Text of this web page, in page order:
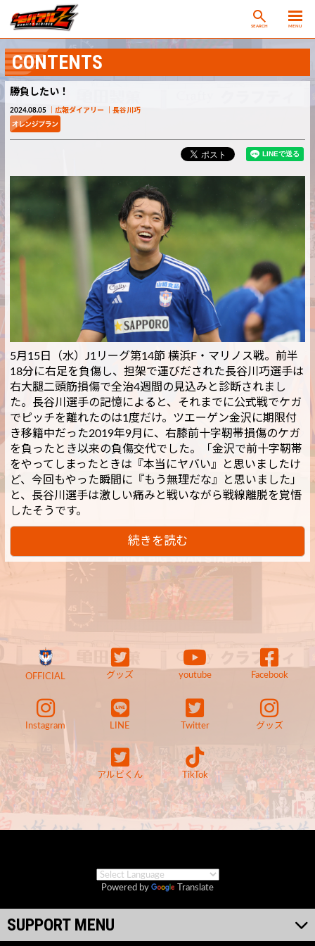
SEARCH MENU
CONTENTS
勝負したい！
2024.08.05 広報ダイアリー 長谷川巧
5月15日（水）J1リーグ第14節 横浜F・マリノス戦。前半
18分に右足を負傷し、担架で運びだされた長谷川巧選手は
右大腿二頭筋損傷で全治4週間の見込みと診断されまし
た。長谷川選手の記憶によると、それまでに公式戦でケガ
でピッチを離れたのは1度だけ。ツエーゲン金沢に期限付
き移籍中だった2019年9月に、右膝前十字靭帯損傷のケガ
を負ったとき以来の負傷交代でした。「金沢で前十字靭帯
をやってしまったときは『本当にヤバい』と思いましたけ
ど、今回もやった瞬間に『もう無理だな』と思いました」
と、長谷川選手は激しい痛みと戦いながら戦線離脱を覚悟
したそうです。
続きを読む
OFFICIAL グッズ youtube Facebook
Instagram LINE Twitter グッズ
アルビくん TikTok
Powered by Translate
SUPPORT MENU